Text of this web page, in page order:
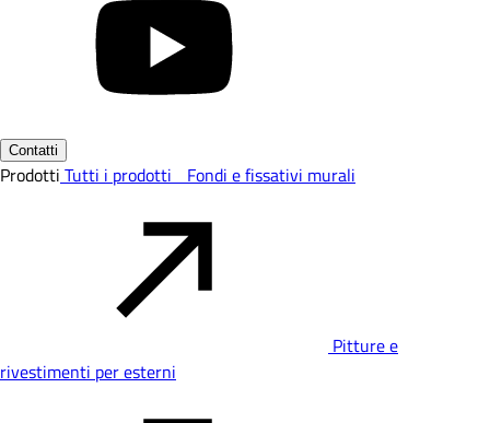
Contatti
Prodotti Tutti i prodotti Fondi e fissativi murali
Pitture e
rivestimenti per esterni